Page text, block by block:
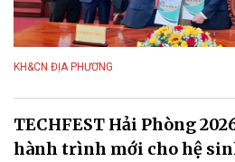
KH&CN ĐỊA PHƯƠNG
TECHFEST Hải Phòng
hành trình mới cho hệ